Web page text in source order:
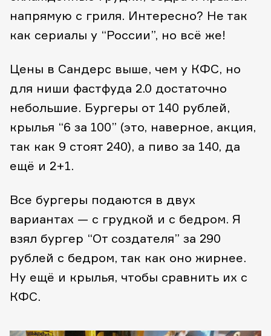
напрямую с гриля. Интересно? Не так
как сериалы у “России”, но всё же!
Цены в Сандерс выше, чем у КФС, но
для ниши фастфуда 2.0 достаточно
небольшие. Бургеры от 140 рублей,
крылья “6 за 100” (это, наверное, акция,
так как 9 стоят 240), а пиво за 140, да
ещё и 2+1.
Все бургеры подаются в двух
вариантах — с грудкой и с бедром. Я
взял бургер “От создателя” за 290
рублей с бедром, так как оно жирнее.
Ну ещё и крылья, чтобы сравнить их с
КФС.